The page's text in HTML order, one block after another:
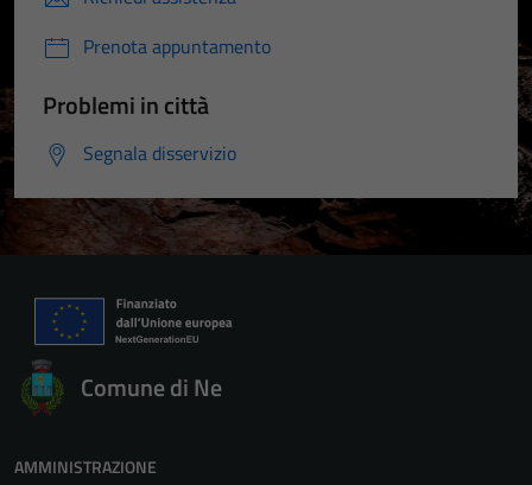
Prenota appuntamento
Problemi in città
Segnala disservizio
Comune di Ne
AMMINISTRAZIONE